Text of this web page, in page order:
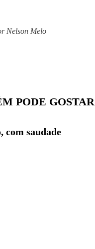
Nelson Melo
PODE GOSTAR
com saudade